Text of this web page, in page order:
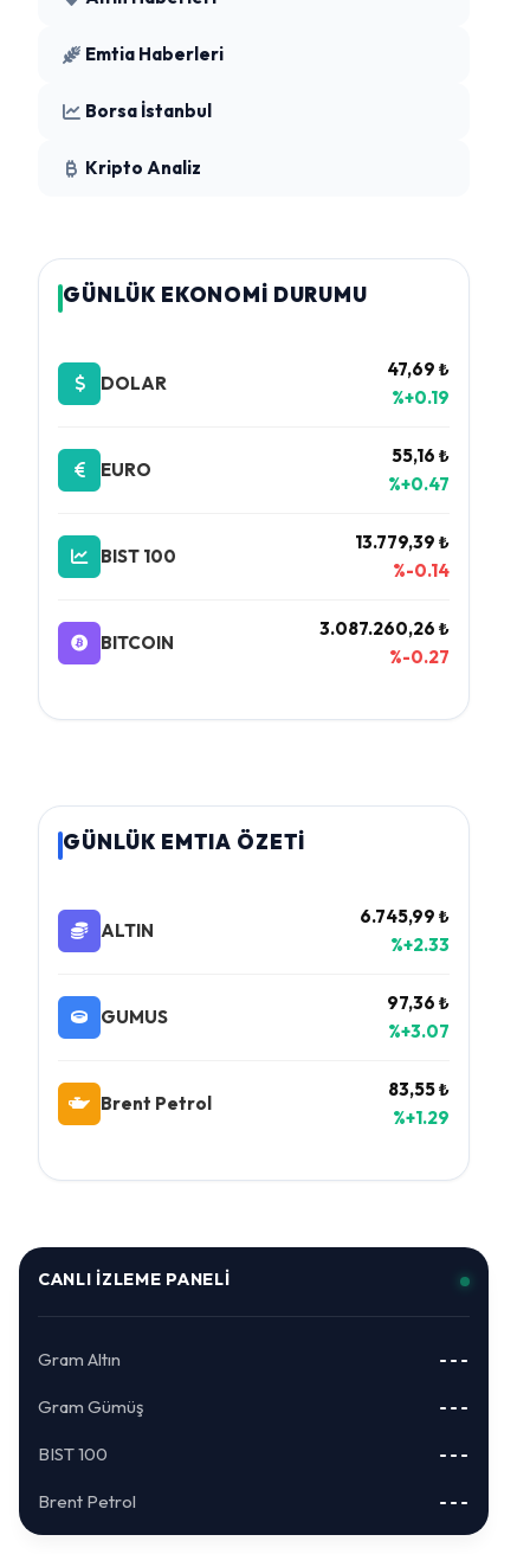
Emtia Haberleri
Borsa İstanbul
Kripto Analiz
GÜNLÜK EKONOMİ DURUMU
DOLAR
47,69 ₺
%+0.19
EURO
55,16 ₺
%+0.47
BIST 100
13.779,39 ₺
%-0.14
BITCOIN
3.087.260,26 ₺
%-0.27
GÜNLÜK EMTIA ÖZETİ
ALTIN
6.745,99 ₺
%+2.33
GUMUS
97,36 ₺
%+3.07
Brent Petrol
83,55 ₺
%+1.29
CANLI İZLEME PANELI
Gram Altın ---
Gram Gümüş ---
BIST 100 ---
Brent Petrol ---